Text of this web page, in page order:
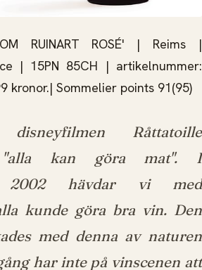
RUINART ROSÉ' | Reims |
| 15PN 85CH | artikelnummer:
kronor.| Sommelier points 91(95)
Råttatoille
"alla kan göra mat". I
2002 hävdar vi med
kunde göra bra vin. Den
med denna av naturen
har inte på vinscenen att